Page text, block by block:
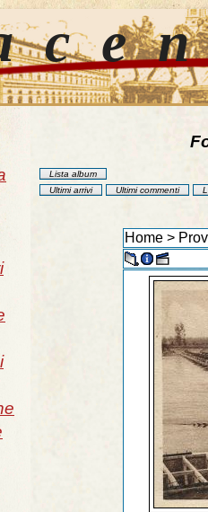
Lista album
Ultimi arrivi
Ultimi commenti
Home>